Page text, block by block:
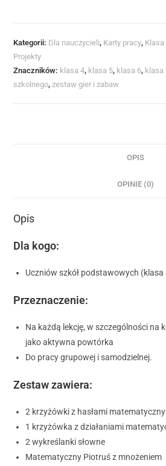
Kategorii: Dla nauczycieli, Karty pracy, Klasa
Projekty
Znaczników: klasa 4, klasa 5, klasa 6, klasa
szkolnego,zestaw gier i zabaw
OPIS
OPINIE (0)
Opis
Dla kogo:
Uczniów szkół podstawowych (klasa
Przeznaczenie:
Na każdą lekcję, w szczególności na
jako aktywna powtórka
Do pracy grupowej i samodzielnej.
Zestaw zawiera:
2 krzyżówki z hasłami
1 krzyżówka z działaniami
2 wykreślanki słowne
Matematyczny Piotruś z mnożeniem